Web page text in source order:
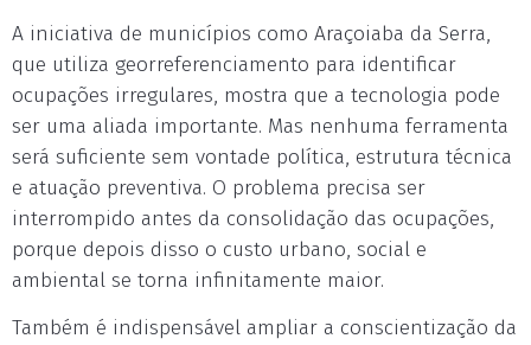
A iniciativa de municípios como Araçoiaba da Serra,
que utiliza georreferenciamento para identificar
ocupações irregulares, mostra que a tecnologia pode
ser uma aliada importante. Mas nenhuma ferramenta
será suficiente sem vontade política, estrutura técnica
e atuação preventiva. O problema precisa ser
interrompido antes da consolidação das ocupações,
porque depois disso o custo urbano, social e
ambiental se torna infinitamente maior.
Também é indispensável ampliar a conscientização da